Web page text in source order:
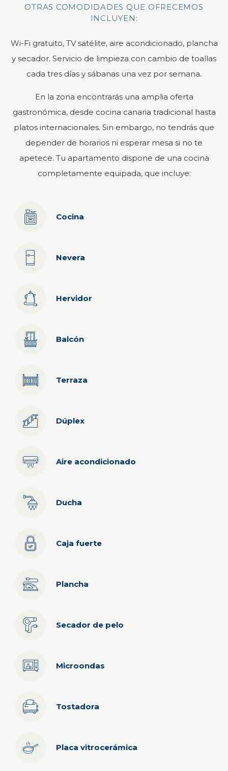
OTRAS COMODIDADES QUE OFRECEMOS
INCLUYEN:
Wi-Fi gratuito, TV satélite, aire acondicionado, plancha
y secador. Servicio de limpieza con cambio de toallas
cada tres días y sábanas una vez por semana.
En la zona encontrarás una amplia oferta
gastronómica, desde cocina canaria tradicional hasta
platos internacionales. Sin embargo, no tendrás que
depender de horarios ni esperar mesa si no te
apetece. Tu apartamento dispone de una cocina
completamente equipada, que incluye:
Cocina
Nevera
Hervidor
Balcón
Terraza
Dúplex
Aire acondicionado
Ducha
Caja fuerte
Plancha
Secador de pelo
Microondas
Tostadora
Placa vitrocerámica